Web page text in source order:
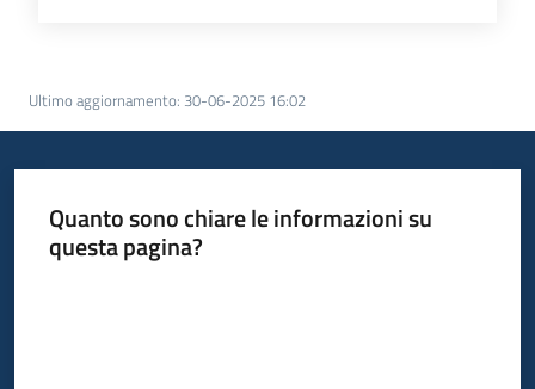
Ultimo aggiornamento: 30-06-2025 16:02
Quanto sono chiare le informazioni su
questa pagina?